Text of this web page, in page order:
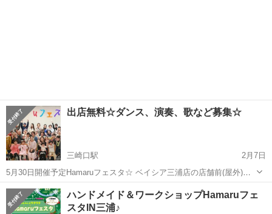
出店無料☆ダンス、演奏、歌など募集☆
三崎口駅
2月7日
5月30日開催予定Hamaruフェスタ☆ ベイシア三浦店の店舗前(屋外)で
ダンスや歌、楽器、大道芸など。 パフォーマンスを してくださるかた
募集します❤️ 土曜日開催ですので かなりたくさんのかたに 見てもら
えます☺️ 出...
神奈川 三浦市 三崎口駅
ハンドメイド＆ワークショップHamaruフェ
スタIN三浦♪